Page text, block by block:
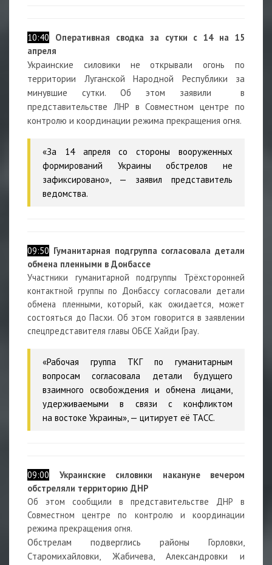
10:40
Оперативная сводка за сутки с 14 на 15
апреля
Украинские силовики не открывали огонь по
территории Луганской Народной Республики за
минувшие сутки. Об этом заявили в
представительстве ЛНР в Совместном центре по
контролю и координации режима прекращения огня.
«За 14 апреля со стороны вооруженных
формирований Украины обстрелов не
зафиксировано», — заявил представитель
ведомства.
09:50 Гуманитарная подгруппа согласовала детали
обмена пленными в Донбассе
Участники гуманитарной подгруппы Трёхсторонней
контактной группы по Донбассу согласовали детали
обмена пленными, который, как ожидается, может
состояться до Пасхи. Об этом говорится в заявлении
спецпредставителя главы ОБСЕ Хайди Грау.
«Рабочая группа ТКГ по гуманитарным
вопросам согласовала детали будущего
взаимного освобождения и обмена лицами,
удерживаемыми в связи с конфликтом
на востоке Украины», — цитирует её ТАСС.
09:00
Украинские силовики накануне вечером
обстреляли территорию ДНР
Об этом сообщили в представительстве ДНР в
Совместном центре по контролю и координации
режима прекращения огня.
Обстрелам подверглись районы Горловки,
Старомихайловки, Жабичева, Александровки и